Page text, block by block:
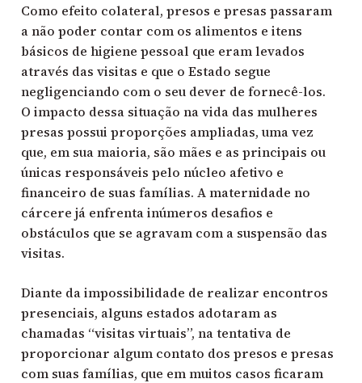
Como efeito colateral, presos e presas passaram
a não poder contar com os alimentos e itens
básicos de higiene pessoal que eram levados
através das visitas e que o Estado segue
negligenciando com o seu dever de fornecê-los.
O impacto dessa situação na vida das mulheres
presas possui proporções ampliadas, uma vez
que, em sua maioria, são mães e as principais ou
únicas responsáveis pelo núcleo afetivo e
financeiro de suas famílias. A maternidade no
cárcere já enfrenta inúmeros desafios e
obstáculos que se agravam com a suspensão das
visitas.
Diante da impossibilidade de realizar encontros
presenciais, alguns estados adotaram as
chamadas “visitas virtuais”, na tentativa de
proporcionar algum contato dos presos e presas
com suas famílias, que em muitos casos ficaram